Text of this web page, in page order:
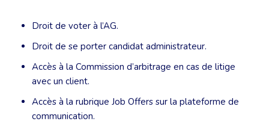
Droit de voter à l’AG.
Droit de se porter candidat administrateur.
Accès à la Commission d’arbitrage en cas de litige
avec un client.
Accès à la rubrique Job Offers sur la plateforme de
communication.